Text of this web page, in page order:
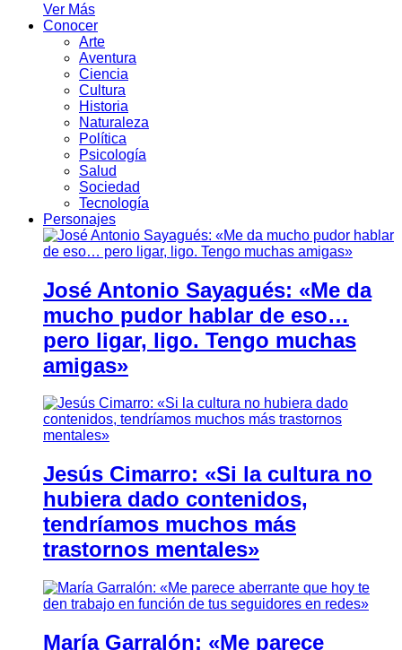
Ver Más
Conocer
Arte
Aventura
Ciencia
Cultura
Historia
Naturaleza
Política
Psicología
Salud
Sociedad
Tecnología
Personajes
José Antonio Sayagués: «Me da
mucho pudor hablar de eso…
pero ligar, ligo. Tengo muchas
amigas»
Jesús Cimarro: «Si la cultura no
hubiera dado contenidos,
tendríamos muchos más
trastornos mentales»
María Garralón: «Me parece